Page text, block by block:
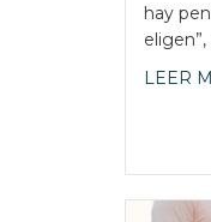
hay
eligen”,
LEER